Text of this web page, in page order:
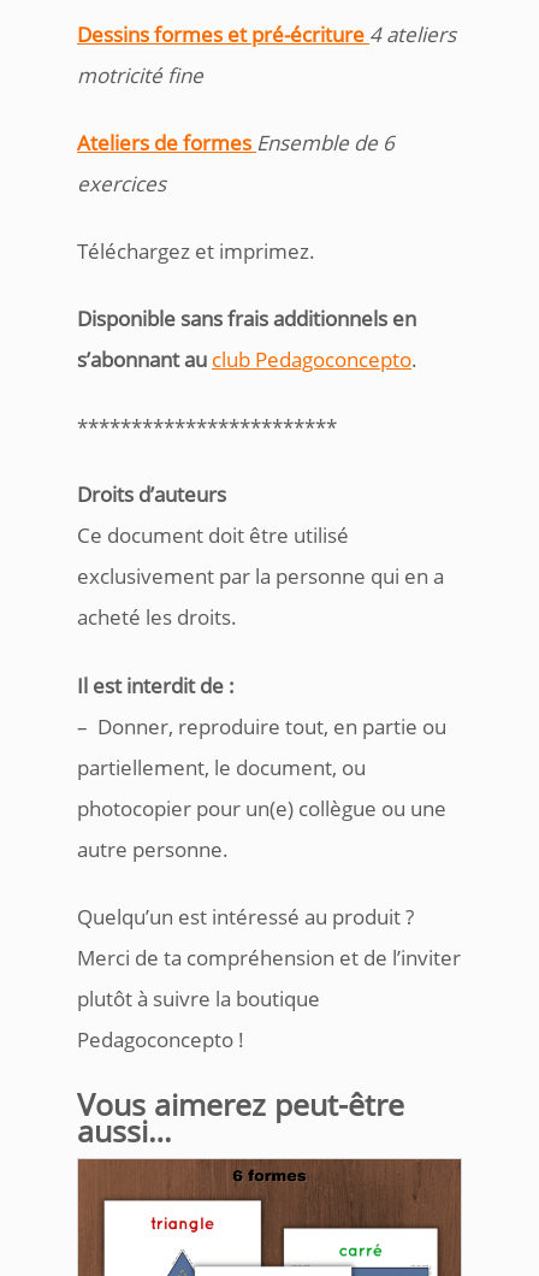
Dessins formes et pré-écriture 4 ateliers
motricité fine
Ateliers de formes Ensemble de 6
exercices
Téléchargez et imprimez.
Disponible sans frais additionnels en
s’abonnant au club Pedagoconcepto.
************************
Droits d’auteurs
Ce document doit être utilisé
exclusivement par la personne qui en a
acheté les droits.
Il est interdit de :
– Donner, reproduire tout, en partie ou
partiellement, le document, ou
photocopier pour un(e) collègue ou une
autre personne.
Quelqu’un est intéressé au produit ?
Merci de ta compréhension et de l’inviter
plutôt à suivre la boutique
Pedagoconcepto !
Vous aimerez peut-être
aussi…